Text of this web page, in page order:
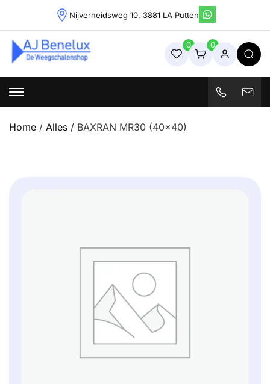
content
Nijverheidsweg 10, 3881 LA Putten
Weegschalenshop | Precisieweegschalen & Industriële
Weegoplossingen
0 0
Home / Alles / BAXRAN MR30 (40×40)